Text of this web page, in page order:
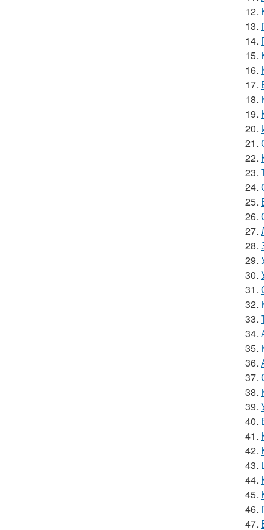
12.
13.
14.
15.
16.
17.
18.
19.
20.
21.
22.
23.
24.
25.
26.
27.
28.
29.
30.
31.
32.
33.
34.
35.
36.
37.
38.
39.
40.
41.
42.
43.
44.
45.
46.
47.